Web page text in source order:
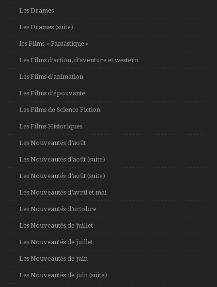
Les Drames
Les Drames (suite)
les Films « Fantastique »
Les Films d’action, d’aventure et western
Les Films d’animation
Les Films d’épouvante
Les Films de Science Fiction
Les Films Historiques
Les Nouveautés d’août
Les Nouveautés d’août (suite)
Les Nouveautés d’août (suite)
Les Nouveautés d’avril et mai
Les Nouveautés d’octobre
Les Nouveautés de juillet
Les Nouveautés de juillet
Les Nouveautés de juin
Les Nouveautés de juin (suite)